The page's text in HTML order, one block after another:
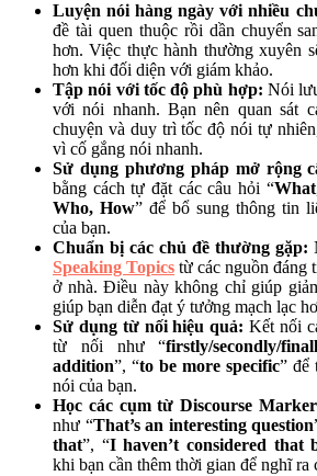
Luyện nói hàng ngày với nhiều
đề tài quen thuộc rồi dần chuyển
hơn. Việc thực hành thường xuyên
hơn khi đối diện với giám khảo.
Tập nói với tốc độ phù hợp: Nói
với nói nhanh. Bạn nên quan sát
chuyện và duy trì tốc độ nói tự
vì cố gắng nói nhanh.
Sử dụng phương pháp mở rộng
bằng cách tự đặt các câu hỏi “What
Who, How” để bổ sung thông tin
của bạn.
Chuẩn bị các chủ đề thường gặp:
Speaking Topics từ các nguồn đáng
ở nhà. Điều này không chỉ giúp
giúp bạn diễn đạt ý tưởng mạch lạc
Sử dụng từ nối hiệu quả: Kết nối
từ nối như “firstly/secondly/
addition”, “to be more specific” để
nói của bạn.
Học các cụm từ Discourse
như “That’s an interesting question
that”, “I haven’t considered that
khi bạn cần thêm thời gian để nghĩ ra